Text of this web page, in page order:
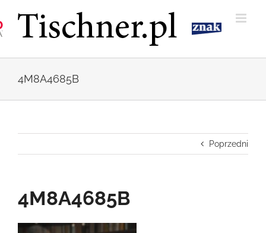
zawartości
4M8A4685B
Poprzedni
4M8A4685B